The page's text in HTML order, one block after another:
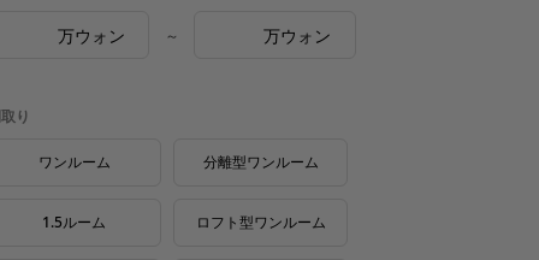
万ウォン ～ 万ウォン
り
ワンルーム 分離型ワンルーム
1.5ルーム ロフト型ワンルーム